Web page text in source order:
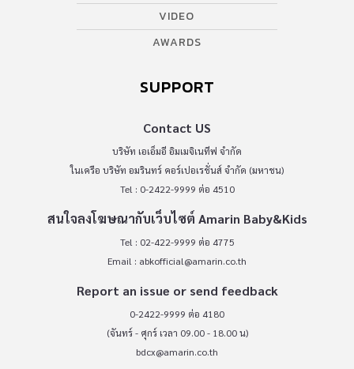
VIDEO
AWARDS
SUPPORT
Contact US
บริษัท เอเอ็มอี อิมเมจิเนทีฟ จำกัด
ในเครือ บริษัท อมรินทร์ คอร์เปอเรชั่นส์ จำกัด (มหาชน)
Tel : 0-2422-9999 ต่อ 4510
สนใจลงโฆษณากับเว็บไซต์ Amarin Baby&Kids
Tel : 02-422-9999 ต่อ 4775
Email : abkofficial@amarin.co.th
Report an issue or send feedback
0-2422-9999 ต่อ 4180
(จันทร์ - ศุกร์ เวลา 09.00 - 18.00 น)
bdcx@amarin.co.th